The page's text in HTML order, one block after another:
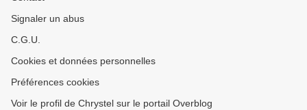
Signaler un abus
C.G.U.
Cookies et données personnelles
Préférences cookies
Voir le profil de Chrystel sur le portail Overblog